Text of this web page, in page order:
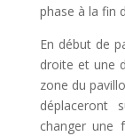
phase à la fin
En début de
droite et une
zone du
déplaceront
changer une